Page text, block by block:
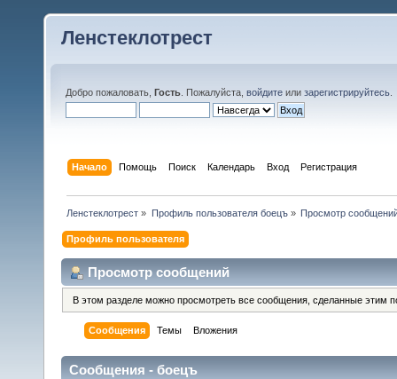
Ленстеклотрест
Добро пожаловать, Гость . Пожалуйста, войдите или зарегистрируйтесь
Начало Помощь Поиск Календарь Вход Регистрация
Ленстеклотрест » Профиль пользователя боецъ» Просмотр
Профиль пользователя
Просмотр сообщений
В этом разделе можно просмотреть все сообщения, сделанные этим
Сообщения Темы Вложения
Сообщения - боецъ